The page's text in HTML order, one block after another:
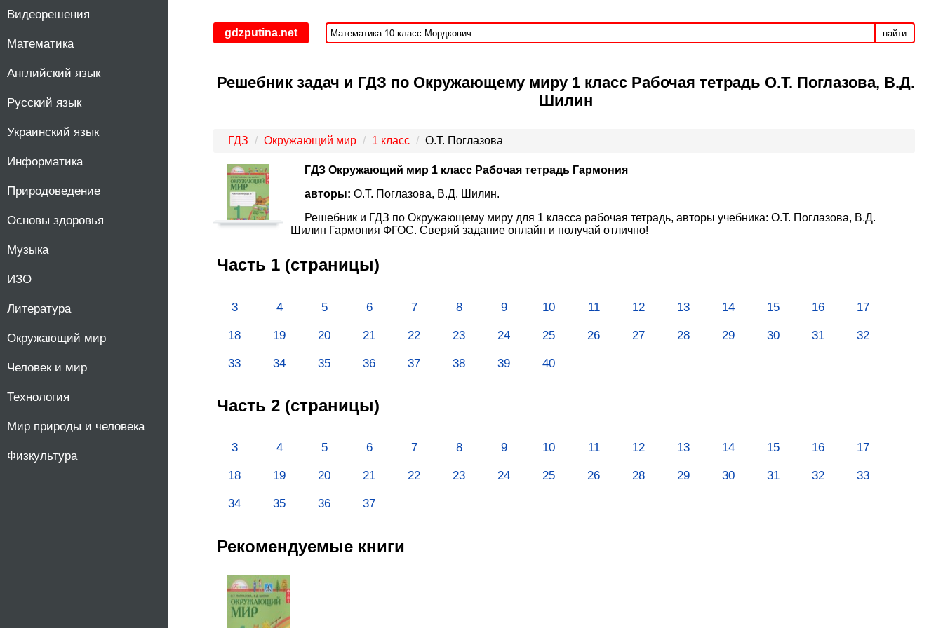
Видеорешения
Математика
Английский язык
Русский язык
Украинский язык
Информатика
Природоведение
Основы здоровья
Музыка
ИЗО
Литература
Окружающий мир
Человек и мир
Технология
Мир природы и человека
Физкультура
2
3
4
gdzputina.net найти
Решебник задач и ГДЗ по Окружающему миру 1 класс Рабочая тетрадь О.Т. Поглазова, В.Д.
Шилин
ГДЗ Окружающий мир 1 класс О.Т. Поглазова
ГДЗ Окружающий мир 1 класс Рабочая тетрадь Гармония
авторы: О.Т. Поглазова, В.Д. Шилин.
Решебник и ГДЗ по Окружающему миру для 1 класса рабочая тетрадь, авторы учебника: О.Т. Поглазова, В.Д.
Шилин Гармония ФГОС. Сверяй задание онлайн и получай отлично!
Часть 1 (страницы)
3 4 5 6 7 8 9 10 11 12 13 14 15 16 17
18 19 20 21 22 23 24 25 26 27 28 29 30 31 32
33 34 35 36 37 38 39 40
Часть 2 (страницы)
3 4 5 6 7 8 9 10 11 12 13 14 15 16 17
18 19 20 21 22 23 24 25 26 28 29 30 31 32 33
34 35 36 37
Рекомендуемые книги